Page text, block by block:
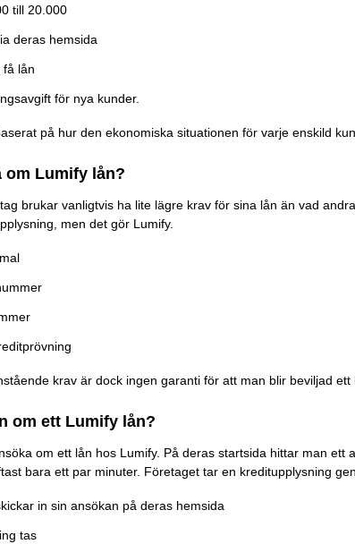
till 20.000
deras hemsida
få lån
för nya kunder.
på hur den ekonomiska situationen för varje enskild
om Lumify lån?
brukar vanligtvis ha lite lägre krav för sina lån än vad
men det gör Lumify.
krav är dock ingen garanti för att man blir beviljad
om ett Lumify lån?
om ett lån hos Lumify. På deras startsida hittar man
bara ett par minuter. Företaget tar en kreditupplysning
in sin ansökan på deras hemsida
tas